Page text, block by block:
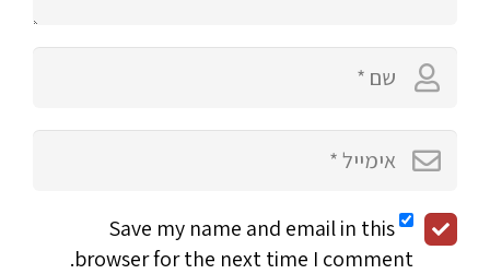
Save my name and email in this
browser for the next time I comment.